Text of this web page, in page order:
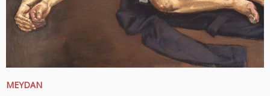
MEYDAN